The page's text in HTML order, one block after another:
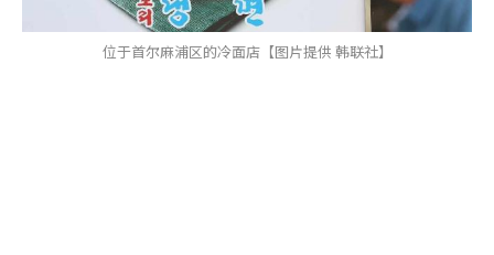
位于首尔麻浦区的冷面店【图片提供 韩联社】